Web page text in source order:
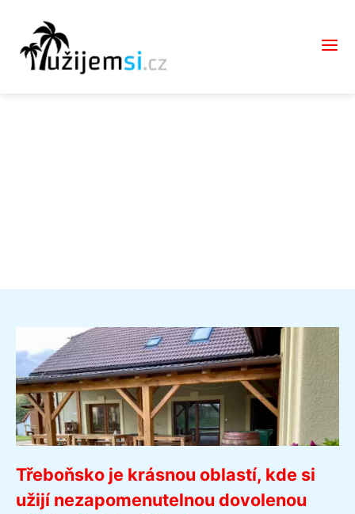
Třeboňsko je krásnou oblastí, kde si
užijí nezapomenutelnou dovolenou